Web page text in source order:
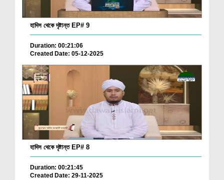
হাদিস থেকে দৃষ্টান্ত EP# 9
Duration: 00:21:06
Created Date: 05-12-2025
হাদিস থেকে দৃষ্টান্ত EP# 8
Duration: 00:21:45
Created Date: 29-11-2025